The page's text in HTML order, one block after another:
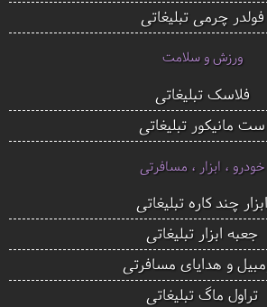
فولدر چرمی تبلیغاتی
ورزش و سلامت
فلاسک تبلیغاتی
ست مانیکور تبلیغاتی
خودرو ، ابزار ، مسافرتی
ابزار چند کاره تبلیغاتی
جعبه ابزار تبلیغاتی
و هدایای مسافرتی
تراول ماگ تبلیغاتی